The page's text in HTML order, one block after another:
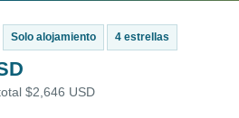
Solo alojamiento 4 estrellas
$2,646 USD